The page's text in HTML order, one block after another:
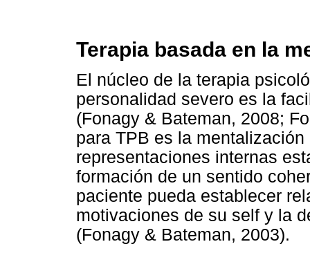
Terapia basada en la
El núcleo de la terapia
personalidad severo es la
(Fonagy & Bateman, 2008;
para TPB es la
representaciones internas
formación de un sentido
paciente pueda establecer
motivaciones de su self y la
(Fonagy & Bateman, 2003).